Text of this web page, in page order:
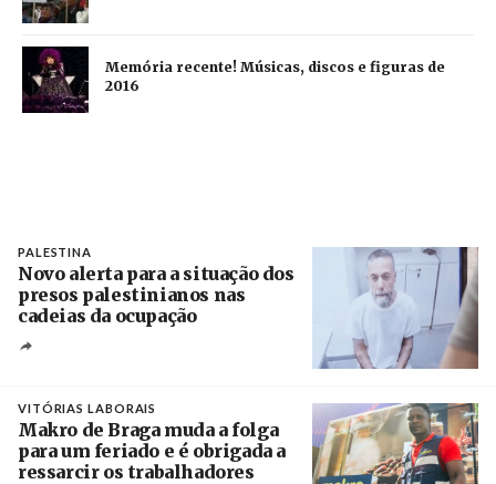
Memória recente! Músicas, discos e figuras de
2016
PALESTINA
Novo alerta para a situação dos
presos palestinianos nas
cadeias da ocupação
VITÓRIAS LABORAIS
Makro de Braga muda a folga
para um feriado e é obrigada a
ressarcir os trabalhadores